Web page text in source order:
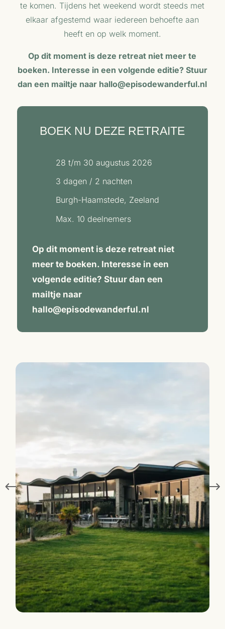
te komen. Tijdens het weekend wordt steeds met
elkaar afgestemd waar iedereen behoefte aan
heeft en op welk moment.
Op dit moment is deze retreat niet meer te
boeken. Interesse in een volgende editie? Stuur
dan een mailtje naar hallo@episodewanderful.nl
BOEK NU DEZE RETRAITE
28 t/m 30 augustus 2026
3 dagen / 2 nachten
Burgh-Haamstede, Zeeland
Max. 10 deelnemers
Op dit moment is deze retreat niet
meer te boeken. Interesse in een
volgende editie? Stuur dan een
mailtje naar
hallo@episodewanderful.nl